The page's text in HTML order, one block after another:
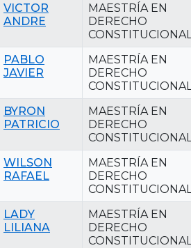
VICTOR
ANDRE
MAESTRÍA EN
DERECHO
PABLO
JAVIER
MAESTRÍA EN
DERECHO
BYRON
PATRICIO
MAESTRÍA EN
DERECHO
WILSON
RAFAEL
MAESTRÍA EN
DERECHO
LADY
LILIANA
MAESTRÍA EN
DERECHO